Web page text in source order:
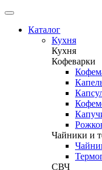
Каталог
Кухня
Кухня
Кофеварки
Чайники и
СВЧ